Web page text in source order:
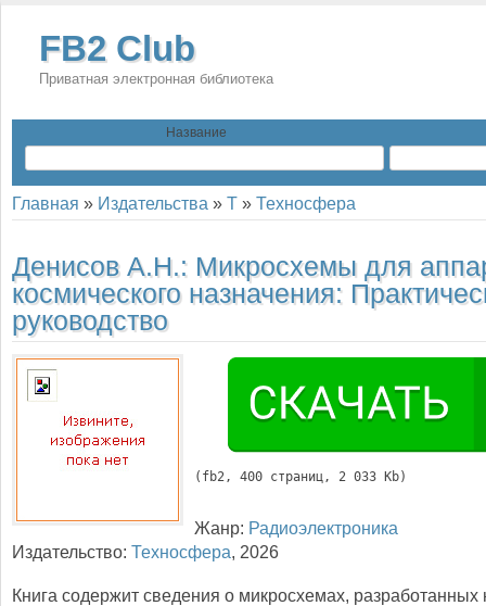
FB2 Club
Приватная электронная библиотека
Название
Главная » Издательства » Т » Техносфера
Денисов А.Н.: Микросхемы для
космического назначения:
руководство
( fb2, 400 страниц, 2 033 Kb)
Жанр: Радиоэлектроника
Издательство: Техносфера, 2026
Книга содержит сведения о микросхемах, разработанных